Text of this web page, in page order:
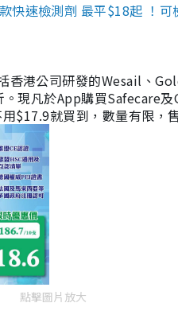
快速檢測劑 最平$18起 ！
香港公司研發的Wesail、
現凡於App購買Safecare
$17.9就買到，數量有限，
點擊圖片放大